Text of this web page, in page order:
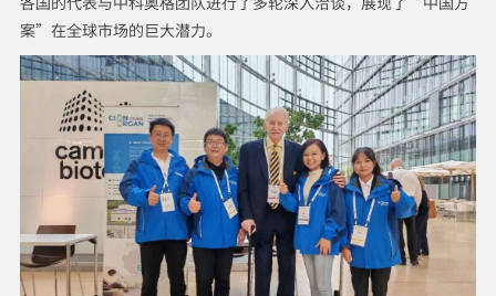
案”在全球市场的巨大潜力。